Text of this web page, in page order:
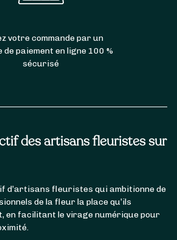
des artisans fleuristes sur
d’artisans fleuristes qui ambitionne de
de la fleur la place qu’ils
en facilitant le virage numérique pour
votre commande par un
de paiement en ligne 100 %
sécurisé